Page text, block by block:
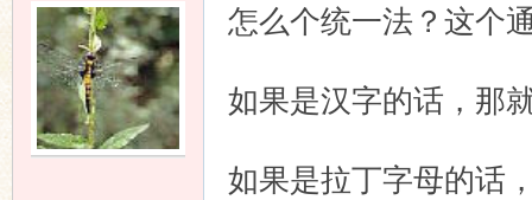
怎么个统一法？这个
如果是汉字的话，那
如果是拉丁字母的话